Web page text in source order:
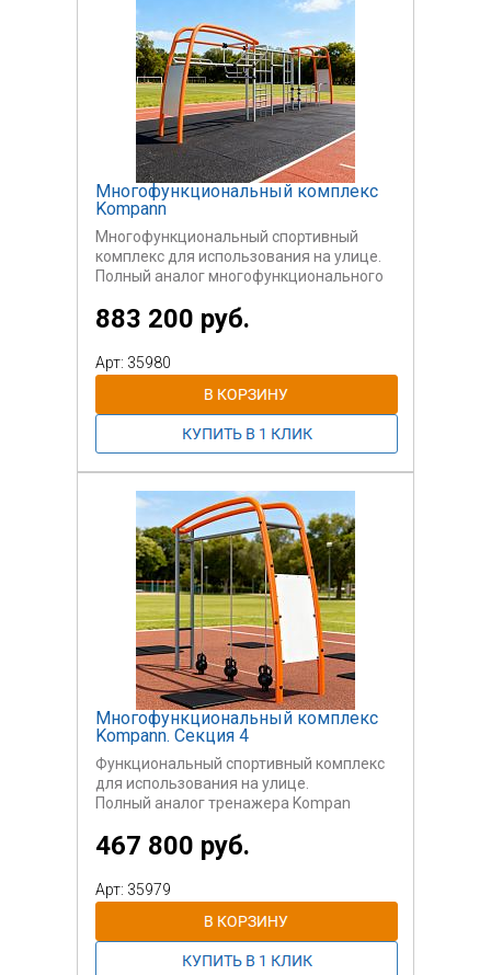
Многофункциональный комплекс
Kompann
Многофункциональный спортивный
комплекс для использования на улице.
Полный аналог многофункционального
Может быть использован
самостоятельно или вместе с другими
секциями.
Данный комплекс содержит три секции -
турники, брусья, сетки для лазания.
Для пользователей старше 14 лет.
883 200 руб.
Арт: 35980
Многофункциональный комплекс
Kompann. Секция 4
Функциональный спортивный комплекс
для использования на улице.
Полный аналог тренажера Kompan
Может быть использован
самостоятельно или вместе с другими
секциями.
Данный комплекс содержит три гири с
различным весом, на которых можно
заниматься кроссфитом. Для
пользователей старше 18 лет.
467 800 руб.
Арт: 35979